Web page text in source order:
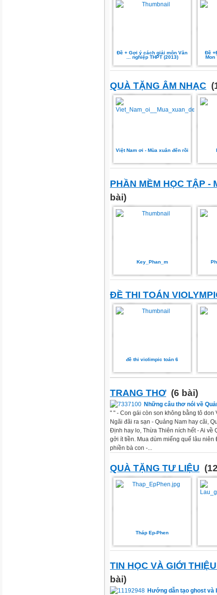
Đề + Gợi ý cách giải môn Văn
... nghiệp THPT (2013)
Đề
Mon
QUÀ TẶNG ÂM NHẠC
Việt Nam ơi - Mùa xuân đến rồi
PHẦN MỀM HỌC TẬP -
bài)
Key_Phan_m
ĐỀ THI TOÁN
đề thi violimpic toán 6
TRANG THƠ (6 bài)
Những câu thơ nói về
" " - Con gái còn son không bằng tô don
Ngãi đãi ra sạn - Quảng Nam hay cãi,
Định hay lo, Thừa Thiên ních hết - Ai về
gởi ít tiền. Mua dùm miếng quế lâu niên
phiền bà con -...
QUÀ TẶNG TƯ LIỆU
Tháp Ep-Phen
TIN HỌC VÀ GIỚI
bài)
Hướng dẫn tạo ghost và